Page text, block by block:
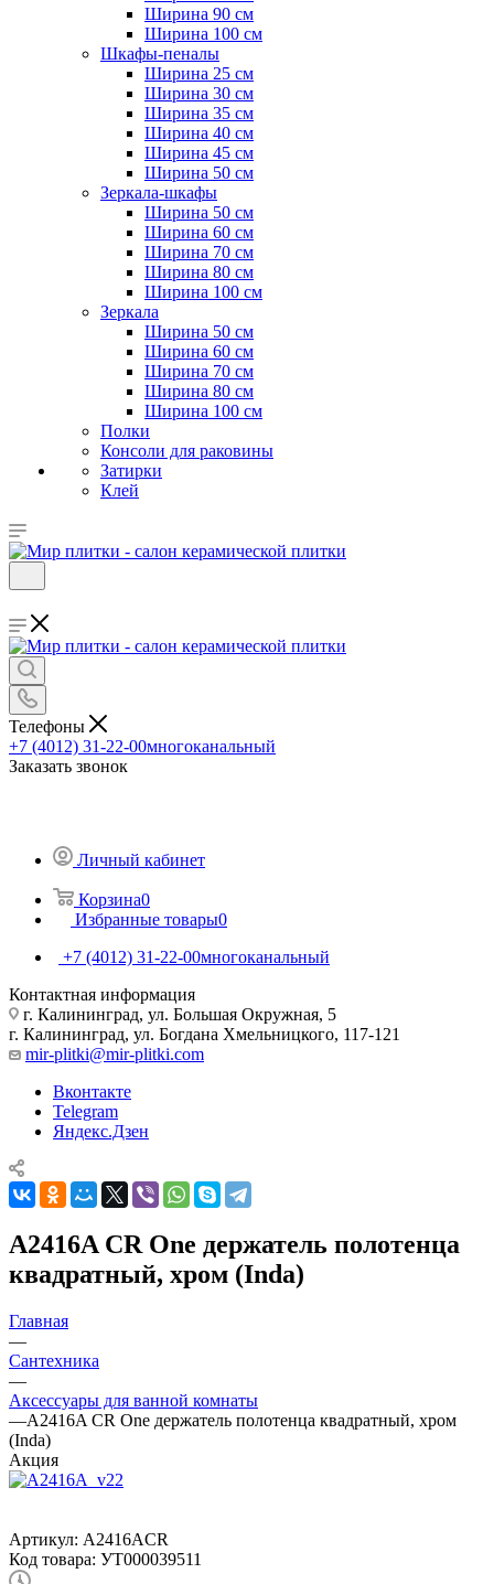
Ширина 90 см
Ширина 100 см
Шкафы-пеналы
Ширина 25 см
Ширина 30 см
Ширина 35 см
Ширина 40 см
Ширина 45 см
Ширина 50 см
Зеркала-шкафы
Ширина 50 см
Ширина 60 см
Ширина 70 см
Ширина 80 см
Ширина 100 см
Зеркала
Ширина 50 см
Ширина 60 см
Ширина 70 см
Ширина 80 см
Ширина 100 см
Полки
Консоли для раковины
Затирки
Клей
Телефоны
+7 (4012) 31-22-00многоканальный
Заказать звонок
Личный кабинет
Корзина0
Избранные товары0
+7 (4012) 31-22-00многоканальный
Контактная информация
г. Калининград, ул. Большая Окружная, 5
г. Калининград, ул. Богдана Хмельницкого, 117-121
mir-plitki@mir-plitki.com
Вконтакте
Telegram
Яндекс.Дзен
A2416A CR One держатель полотенца
квадратный, хром (Inda)
Главная
—
Сантехника
—
Аксессуары для ванной комнаты
—A2416A CR One держатель полотенца квадратный, хром
(Inda)
Акция
Артикул: A2416ACR
Код товара: УТ000039511